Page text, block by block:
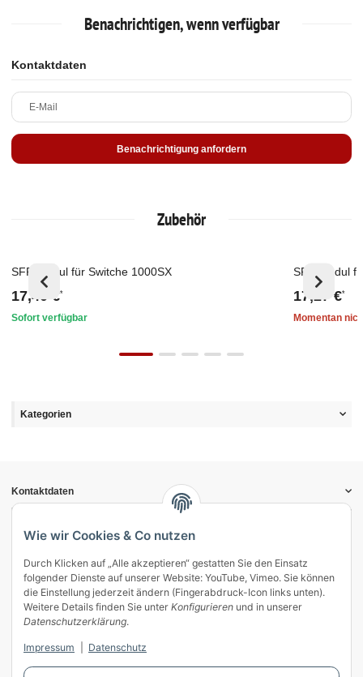
Wie wir Cookies & Co nutzen
Durch Klicken auf „Alle akzeptieren“ gestatten Sie den Einsatz
folgender Dienste auf unserer Website: YouTube, Vimeo. Sie können
die Einstellung jederzeit ändern (Fingerabdruck-Icon links unten).
Weitere Details finden Sie unter Konfigurieren und in unserer
Datenschutzerklärung.
Impressum Datenschutz
Benachrichtigen, wenn verfügbar
Kontaktdaten
E-Mail
Benachrichtigung anfordern
Zubehör
SFP Modul für Switche 1000SX
17,40 €*
Sofort verfügbar
SFP Modul f.
17,27 €*
Momentan
Kategorien
Kontaktdaten
Informationen
Gesetzliche Informationen
Vertrag widerrufen
Zahlung & Versand
Mein Kundenkonto
Streitschlichtung
Unsere Herstellermarken